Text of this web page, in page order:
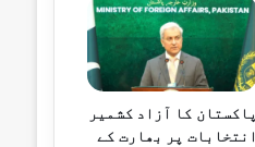
پاکستان کا آزاد کشمیر
انتخابات پر بھارت کے